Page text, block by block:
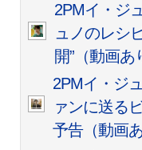
2PMイ・ジ
ュノのレシ
開”（動画あ
2PMイ・ジ
ァンに送る
予告（動画あ